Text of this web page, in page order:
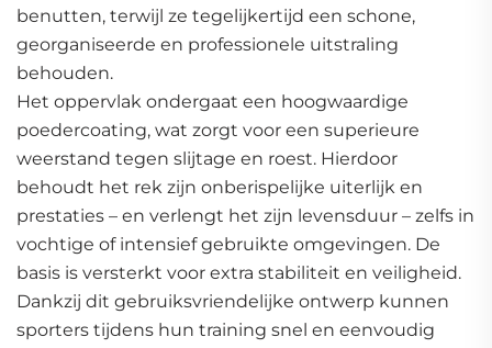
benutten, terwijl ze tegelijkertijd een schone,
georganiseerde en professionele uitstraling
behouden.
Het oppervlak ondergaat een hoogwaardige
poedercoating, wat zorgt voor een superieure
weerstand tegen slijtage en roest. Hierdoor
behoudt het rek zijn onberispelijke uiterlijk en
prestaties – en verlengt het zijn levensduur – zelfs in
vochtige of intensief gebruikte omgevingen. De
basis is versterkt voor extra stabiliteit en veiligheid.
Dankzij dit gebruiksvriendelijke ontwerp kunnen
sporters tijdens hun training snel en eenvoudig